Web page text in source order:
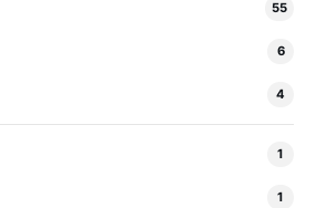
55
6
4
1
1